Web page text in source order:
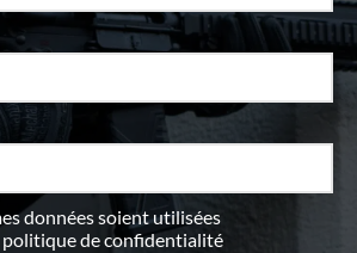
données soient utilisées
politique de confidentialité